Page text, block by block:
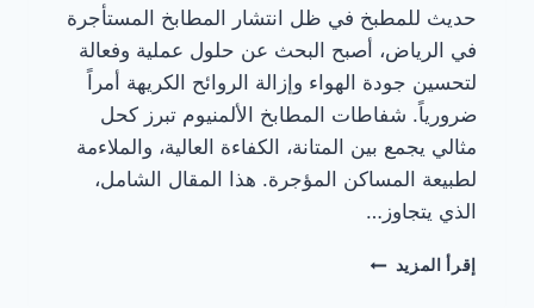
حديث للمطبخ في ظل انتشار المطابخ المستأجرة
في الرياض، أصبح البحث عن حلول عملية وفعالة
لتحسين جودة الهواء وإزالة الروائح الكريهة أمراً
ضرورياً. شفاطات المطابخ الألمنيوم تبرز كحل
مثالي يجمع بين المتانة، الكفاءة العالية، والملاءمة
لطبيعة المساكن المؤجرة. هذا المقال الشامل،
الذي يتجاوز…
إقرأ المزيد شفاطات